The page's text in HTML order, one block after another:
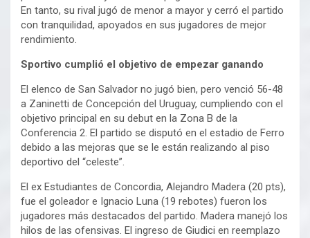
En tanto, su rival jugó de menor a mayor y cerró el partido
con tranquilidad, apoyados en sus jugadores de mejor
rendimiento.
Sportivo cumplió el objetivo de empezar ganando
El elenco de San Salvador no jugó bien, pero venció 56-48
a Zaninetti de Concepción del Uruguay, cumpliendo con el
objetivo principal en su debut en la Zona B de la
Conferencia 2. El partido se disputó en el estadio de Ferro
debido a las mejoras que se le están realizando al piso
deportivo del “celeste”.
El ex Estudiantes de Concordia, Alejandro Madera (20 pts),
fue el goleador e Ignacio Luna (19 rebotes) fueron los
jugadores más destacados del partido. Madera manejó los
hilos de las ofensivas. El ingreso de Giudici en reemplazo